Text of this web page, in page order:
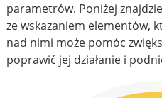
parametrów. Poniżej
ze wskazaniem elementów,
nad nimi może pomóc
poprawić jej działanie i